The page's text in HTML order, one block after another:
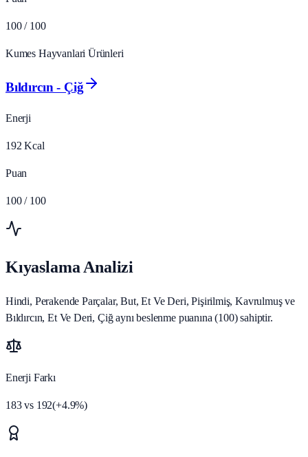
100 / 100
Kumes Hayvanlari Ürünleri
Bıldırcın - Çiğ
Enerji
192 Kcal
Puan
100 / 100
Kıyaslama Analizi
Hindi, Perakende Parçalar, But, Et Ve Deri, Pişirilmiş, Kavrulmuş ve
Bıldırcın, Et Ve Deri, Çiğ aynı beslenme puanına (100) sahiptir.
Enerji Farkı
183vs 192(+4.9%)